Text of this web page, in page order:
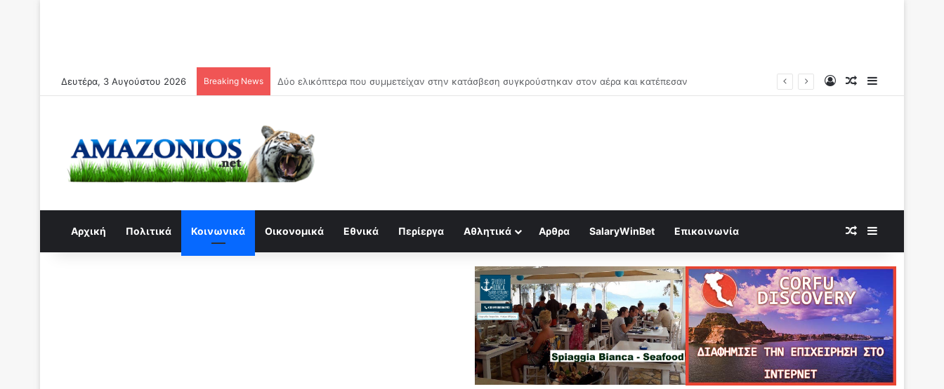
Δευτέρα, 3 Αυγούστου 2026 Breaking News Συναγερμός για κραχ τύπου 1929 και τραπεζική κατάρρευση Log InRandom Article
Αρχική Πολιτικά Κοινωνικά Οικονομικά Εθνικά Περίεργα Αθλητικά Αρθρα SalaryWinBet Επικοινωνία Random Article